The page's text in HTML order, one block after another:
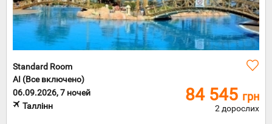
Standard Room
AI (Все включено)
06.09.2026, 7 ночей
Таллінн
84 545 грн
2 дорослих